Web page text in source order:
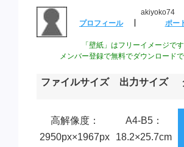
akiyoko74
プロフィール
ポー
「壁紙」はフリーイメージです
メンバー登録で無料でダウンロードで
ファイルサイズ 出力サイズ
高解像度：
2950px×1967px
A4-B5：
18.2×25.7cm